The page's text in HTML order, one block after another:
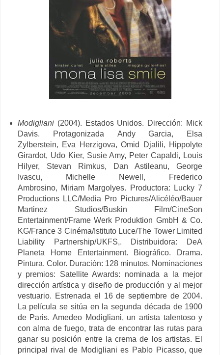
Modigliani(2004). Estados Unidos. Dirección: Mick
Davis. Protagonizada Andy Garcia, Elsa
Zylberstein, Eva Herzigova,Omid Djalili, Hippolyte
Girardot, Udo Kier, Susie Amy, Peter Capaldi, Louis
Hilyer, Stevan Rimkus, Dan Astileanu, George
Ivascu, Michelle Newell, Frederico
Ambrosino, Miriam Margolyes. Productora: Lucky 7
Productions LLC/Media Pro Pictures/Alicéléo/Bauer
Martinez Studios/Buskin Film/CineSon
Entertainment/Frame Werk Produktion GmbH & Co.
KG/France 3 Cinéma/Istituto Luce/The Tower Limited
Liability Partnership/UKFS,. Distribuidora: DeA
Planeta Home Entertainment. Biográfico. Drama.
Pintura. Color. Duración: 128 minutos. Nominaciones
y premios: Satellite Awards: nominada a la mejor
dirección artística y diseño de producción y al mejor
vestuario. Estrenada el 16 de septiembre de 2004.
La película se sitúa en la segunda década de 1900
de Paris. Amedeo Modigliani, un artista talentoso y
con alma de fuego, trata de encontrar las rutas para
ganar su posición entre la crema de los artistas. El
principal rival de Modigliani es Pablo Picasso, que